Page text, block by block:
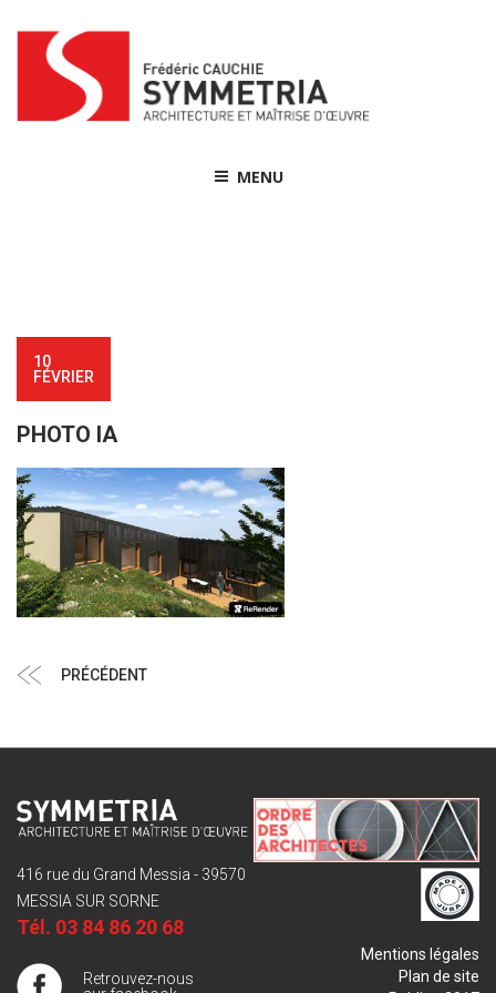
content
MENU
10
FÉVRIER
PHOTO IA
de
Article
PRÉCÉDENT
416 rue du Grand Messia - 39570
MESSIA SUR SORNE
Tél. 03 84 86 20 68
Retrouvez-nous
Mentions légales
Plan de site